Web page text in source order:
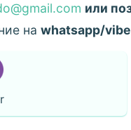
или
на whatsapp/